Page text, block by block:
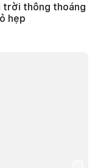
trời thông thoáng
hẹp